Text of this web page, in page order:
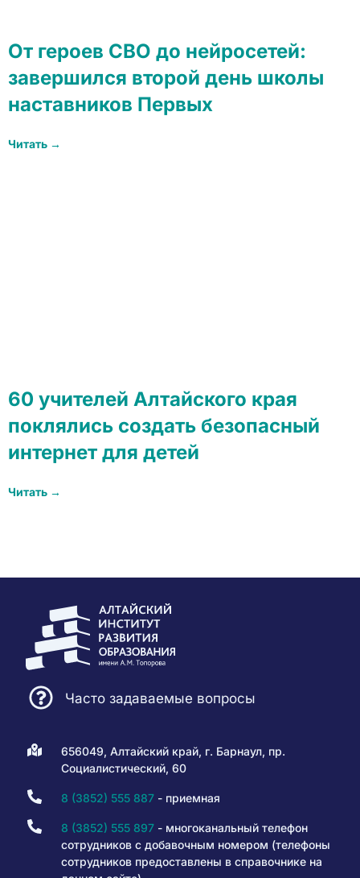
От героев СВО до нейросетей:
завершился второй день школы
наставников Первых
Читать →
60 учителей Алтайского края
поклялись создать безопасный
интернет для детей
Читать →
Часто задаваемые вопросы
656049, Алтайский край, г. Барнаул, пр.
Социалистический, 60
8 (3852) 555 887- приемная
8 (3852) 555 897- многоканальный телефон
сотрудников с добавочным номером (телефоны
сотрудников предоставлены в справочнике на